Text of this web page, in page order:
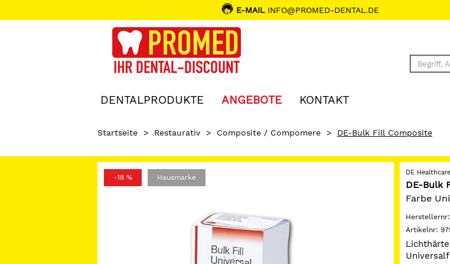
E-MAILINFO@PROMED-DENTAL.DE
DENTALPRODUKTE ANGEBOTE KONTAKT
Startseite > Restaurativ > Composite / Compomere > DE-Bulk Fill Composite
-18 % Hausmarke
DE Healthcare
DE-Bulk
Farbe
Herstellernr:
Artikelnr: